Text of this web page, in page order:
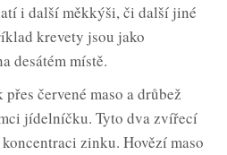
i další měkkýši, či další jiné
krevety jsou jako
desátém místě.
červené maso a drůbež
jídelníčku. Tyto dva zvířecí
zinku. Hovězí maso